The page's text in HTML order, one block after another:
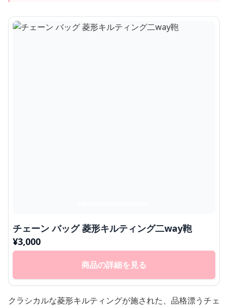
チェーン バッグ 菱形キルティング二way鞄
¥3,000
商品の詳細を見る
クラシカルな菱形キルティングが施された、品格漂うチェ